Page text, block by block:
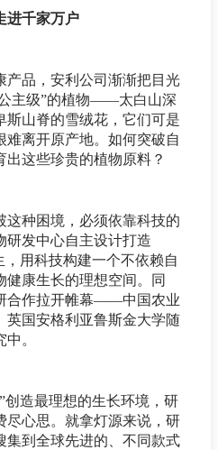
进千家万户
产品，安利公司渐渐把目光
主级”的植物——太白山深
斯山脊的雪绒花，它们可是
难离开原产地。如何突破自
这些珍贵的植物原料？
这种困境，必须依靠科技的
研发中心自主设计打造
，用科技构建一个不依赖自
康生长的理想空间。同
合作拉开帷幕——中国农业
英国安格利亚鲁斯金大学随
。
创造最理想的生长环境，研
尽心思。就拿灯源来说，研
集到全球先进的、不同款式